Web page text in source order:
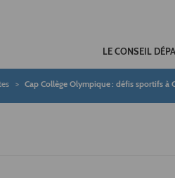
LE CONSEIL
Cap Collège Olympique : défis sportifs à